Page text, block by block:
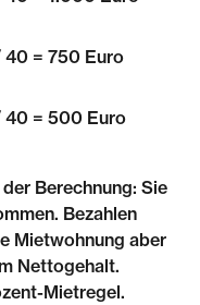
= 750 Euro
= 500 Euro
Berechnung: Sie
Bezahlen
Mietwohnung aber
Nettogehalt.
Mietregel.